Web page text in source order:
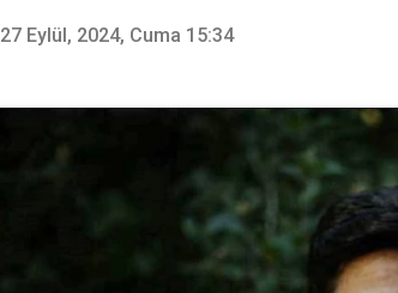
27 Eylül, 2024, Cuma 15:34